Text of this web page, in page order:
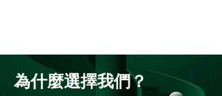
為什麼選擇我們？